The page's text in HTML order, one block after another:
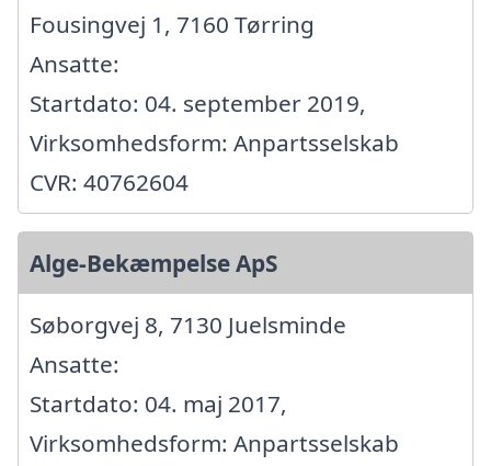
Fousingvej 1, 7160 Tørring
Ansatte:
Startdato: 04. september 2019,
Virksomhedsform: Anpartsselskab
CVR: 40762604
Alge-Bekæmpelse ApS
Søborgvej 8, 7130 Juelsminde
Ansatte:
Startdato: 04. maj 2017,
Virksomhedsform: Anpartsselskab